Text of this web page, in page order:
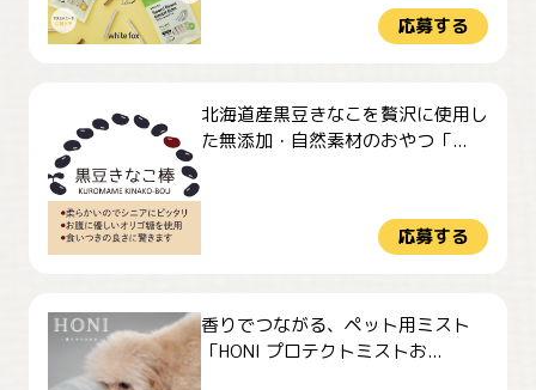
応募する
北海道産黒豆きなこを贅沢に使用し
た無添加・自然素材のおやつ「...
応募する
香りでつながる、ペット用ミスト
「HONI プロテクトミストお...